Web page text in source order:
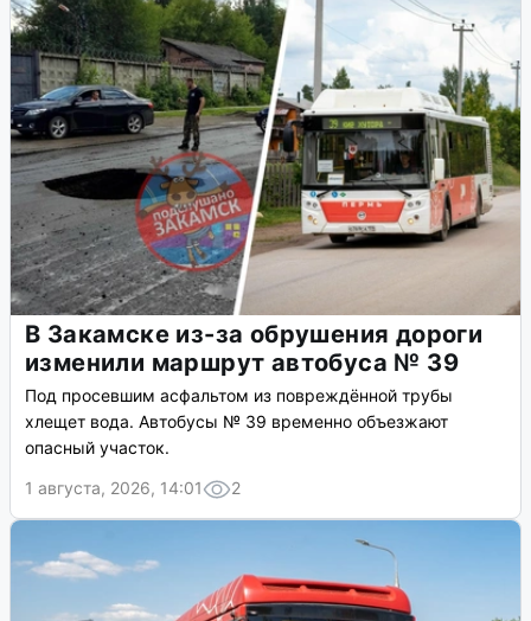
В Закамске из-за обрушения дороги
изменили маршрут автобуса № 39
Под просевшим асфальтом из повреждённой трубы
хлещет вода. Автобусы № 39 временно объезжают
опасный участок.
1 августа, 2026, 14:01
2